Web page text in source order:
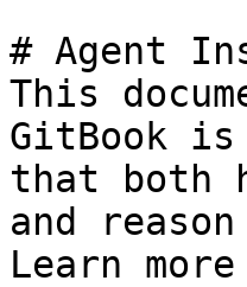
# Agent
This
GitBook is
that both
and
Learn